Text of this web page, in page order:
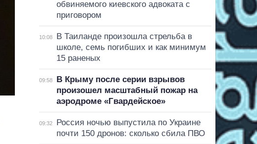
обвиняемого киевского адвоката с
приговором
10:08
В Таиланде произошла стрельба в
школе, семь погибших и как минимум
15 раненых
09:58
В Крыму после серии взрывов
произошел масштабный пожар на
аэродроме «Гвардейское»
09:32
Россия ночью выпустила по Украине
почти 150 дронов: сколько сбила ПВО